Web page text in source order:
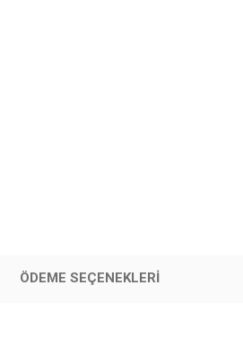
ÖDEME SEÇENEKLERI